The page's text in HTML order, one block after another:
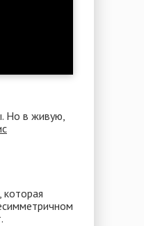
Но в живую,